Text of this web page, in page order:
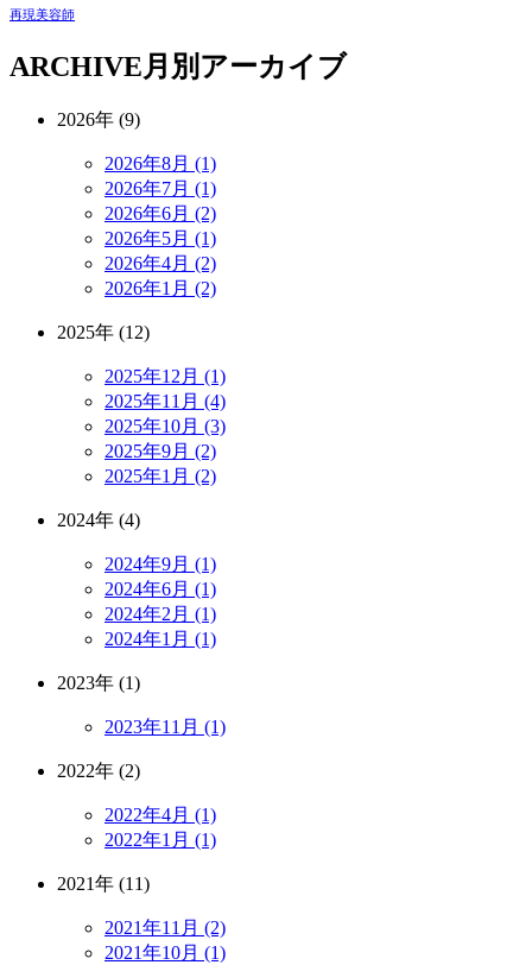
再現美容師
ARCHIVE月別アーカイブ
2026年 (9)
2026年8月 (1)
2026年7月 (1)
2026年6月 (2)
2026年5月 (1)
2026年4月 (2)
2026年1月 (2)
2025年 (12)
2025年12月 (1)
2025年11月 (4)
2025年10月 (3)
2025年9月 (2)
2025年1月 (2)
2024年 (4)
2024年9月 (1)
2024年6月 (1)
2024年2月 (1)
2024年1月 (1)
2023年 (1)
2023年11月 (1)
2022年 (2)
2022年4月 (1)
2022年1月 (1)
2021年 (11)
2021年11月 (2)
2021年10月 (1)